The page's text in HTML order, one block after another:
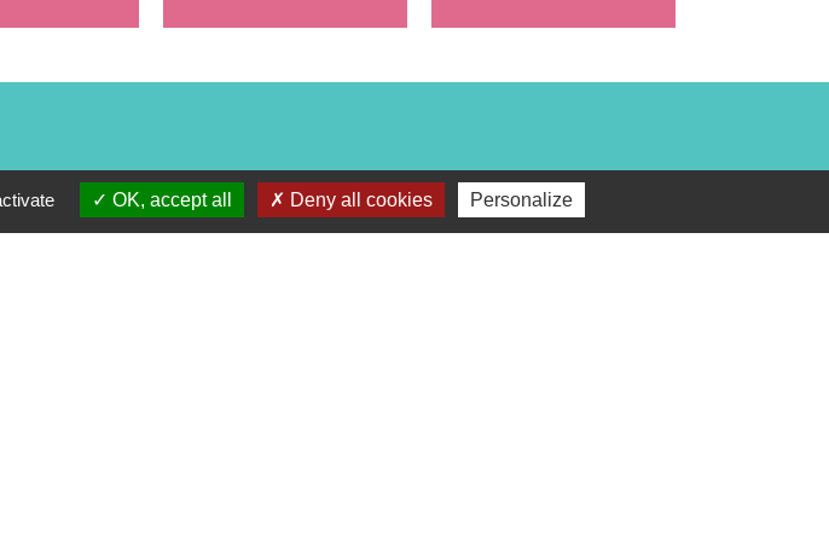
OK, accept all Deny all cookies Personalize